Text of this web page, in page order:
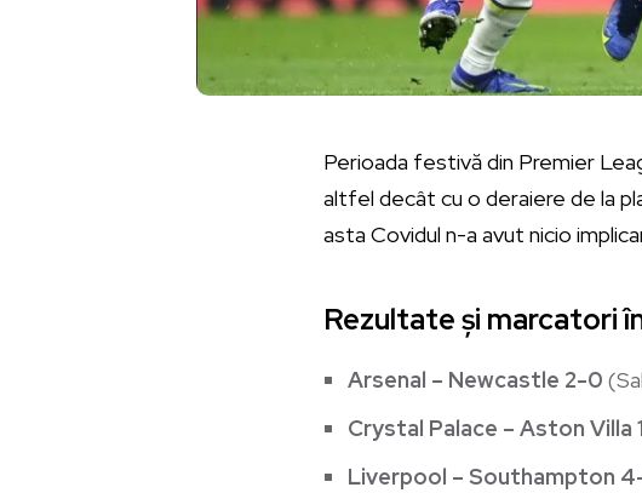
Perioada festivă din Premier
altfel decât cu o deraiere de la
asta Covidul n-a avut nicio
Rezultate și marcatori
Arsenal – Newcastle 2-0
Crystal Palace – Aston Villa
Liverpool – Southampton